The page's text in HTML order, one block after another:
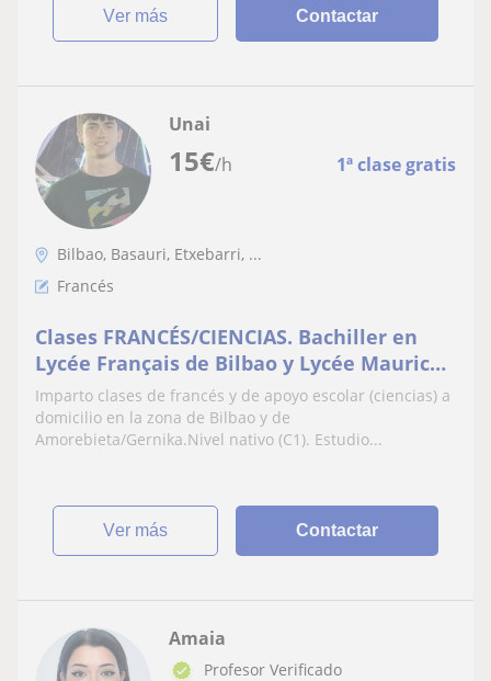
ver más Contactar
15€/h 1ª clase gratis
Unai
Bilbao, Basauri, Etxebarri, ...
Francés
Clases FRANCÉS/CIENCIAS. Bachiller en
Lycée Français de Bilbao y Lycée Maurice
Ravel de San Juan de Luz (Francia).
Estudiante UPV
Imparto clases de francés y de apoyo escolar (ciencias) a
domicilio en la zona de Bilbao y de
Amorebieta/Gernika.Nivel nativo (C1). Estudio...
ver más Contactar
Amaia
Profesor Verificado